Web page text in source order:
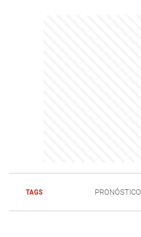
TAGS PRONÓSTICO